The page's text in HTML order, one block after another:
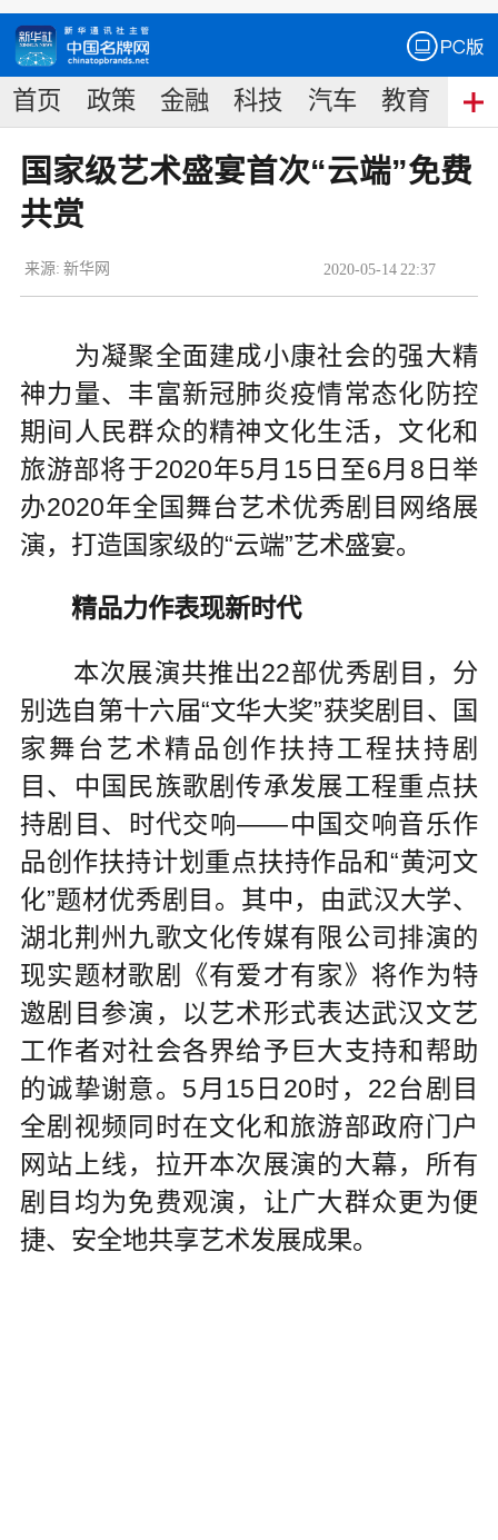
首页 政策 金融 科技 汽车 教育 食
国家级艺术盛宴首次“云端”免费
共赏
2020-05-14 22:37
来源: 新华网
为凝聚全面建成小康社会的强大精
神力量、丰富新冠肺炎疫情常态化防控
期间人民群众的精神文化生活，文化和
旅游部将于2020年5月15日至6月8日举
办2020年全国舞台艺术优秀剧目网络展
演，打造国家级的“云端”艺术盛宴。
精品力作表现新时代
本次展演共推出22部优秀剧目，分
别选自第十六届“文华大奖”获奖剧目、国
家舞台艺术精品创作扶持工程扶持剧
目、中国民族歌剧传承发展工程重点扶
持剧目、时代交响——中国交响音乐作
品创作扶持计划重点扶持作品和“黄河文
化”题材优秀剧目。其中，由武汉大学、
湖北荆州九歌文化传媒有限公司排演的
现实题材歌剧《有爱才有家》将作为特
邀剧目参演，以艺术形式表达武汉文艺
工作者对社会各界给予巨大支持和帮助
的诚挚谢意。5月15日20时，22台剧目
全剧视频同时在文化和旅游部政府门户
网站上线，拉开本次展演的大幕，所有
剧目均为免费观演，让广大群众更为便
捷、安全地共享艺术发展成果。